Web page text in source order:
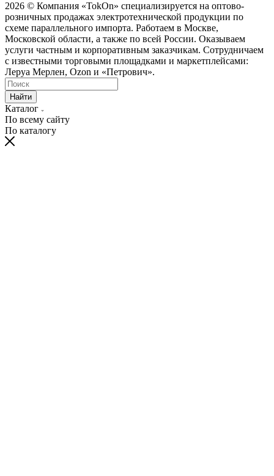
2026 © Компания «TokOn» специализируется на оптово-
розничных продажах электротехнической продукции по
схеме параллельного импорта. Работаем в Москве,
Московской области, а также по всей России. Оказываем
услуги частным и корпоративным заказчикам. Сотрудничаем
с известными торговыми площадками и маркетплейсами:
Леруа Мерлен, Ozon и «Петрович».
Найти
Каталог
По всему сайту
По каталогу